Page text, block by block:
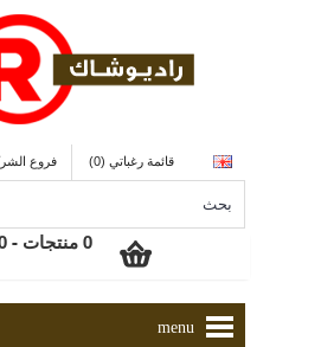
قائمة رغباتي (0) فروع
0 منتجات - 0.0
menu